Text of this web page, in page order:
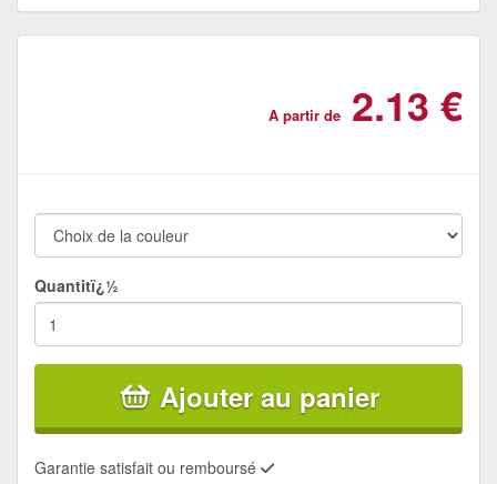
A partir de 2.13 €
Quantitï¿½
Ajouter au panier
Garantie satisfait ou remboursé